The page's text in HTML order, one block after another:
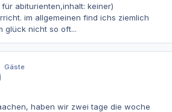
abiturienten,inhalt: keiner)
im allgemeinen find ichs ziemlich
glück nicht so oft...
Gäste
haben wir zwei tage die woche